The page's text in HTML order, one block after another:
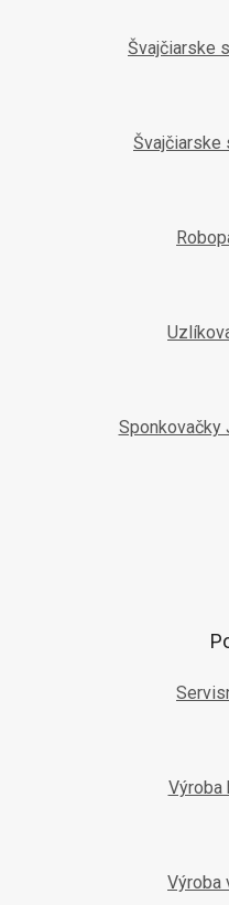
Švajčiarske
Švajčiarske
Sponkovačky
Výroba
Výroba